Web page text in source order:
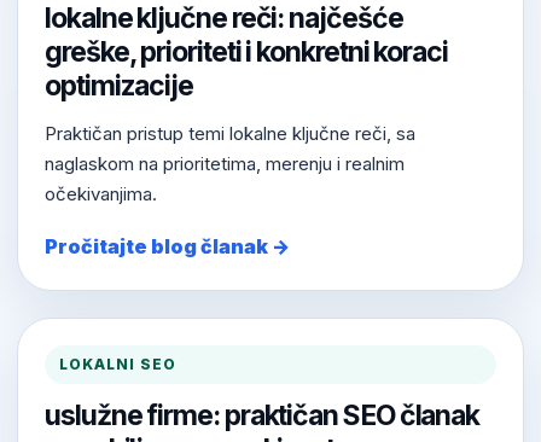
lokalne ključne reči: najčešće
greške, prioriteti i konkretni koraci
optimizacije
Praktičan pristup temi lokalne ključne reči, sa
naglaskom na prioritetima, merenju i realnim
očekivanjima.
Pročitajte blog članak →
LOKALNI SEO
uslužne firme: praktičan SEO članak